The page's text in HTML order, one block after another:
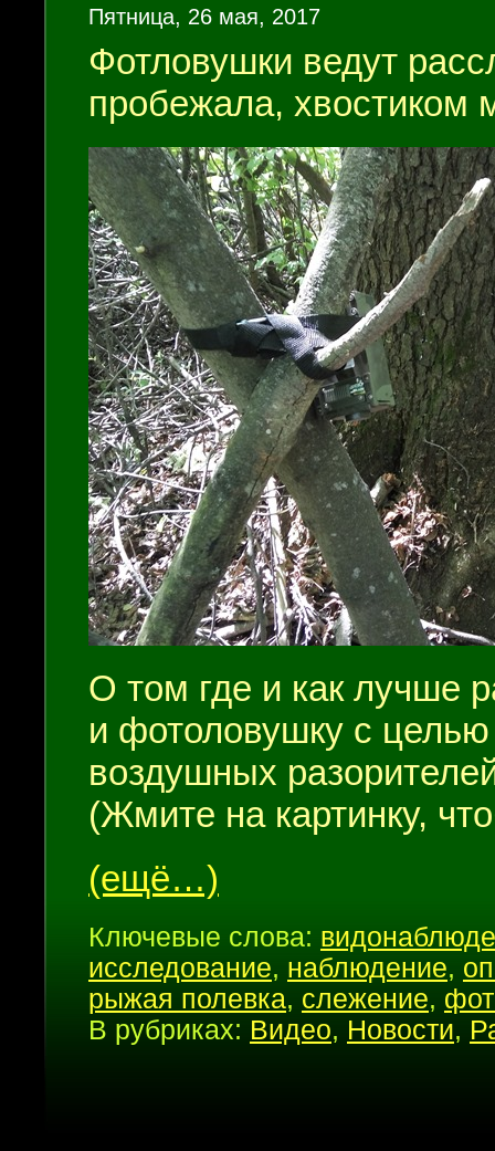
Пятница, 26 мая, 2017
Фотловушки ведут
пробежала, хвостиком
О том где и как лучше
и фотоловушку с
воздушных
(Жмите на картинку,
(ещё…)
Ключевые слова:
исследование, наблюдение,
рыжая полевка, слежение,
В рубриках: Видео, Новости,